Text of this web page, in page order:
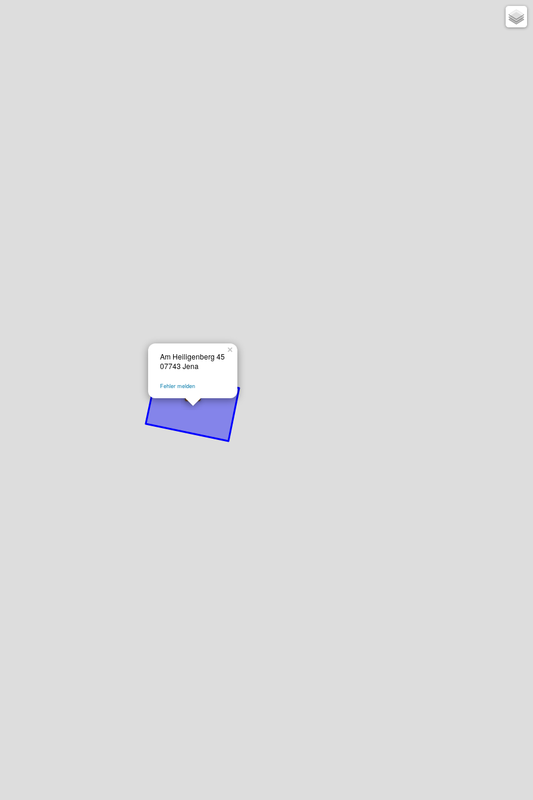
×
Am Heiligenberg 45
07743 Jena
Fehler melden